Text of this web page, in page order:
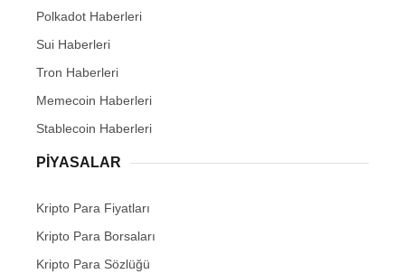
Polkadot Haberleri
Sui Haberleri
Tron Haberleri
Memecoin Haberleri
Stablecoin Haberleri
PIYASALAR
Kripto Para Fiyatları
Kripto Para Borsaları
Kripto Para Sözlüğü